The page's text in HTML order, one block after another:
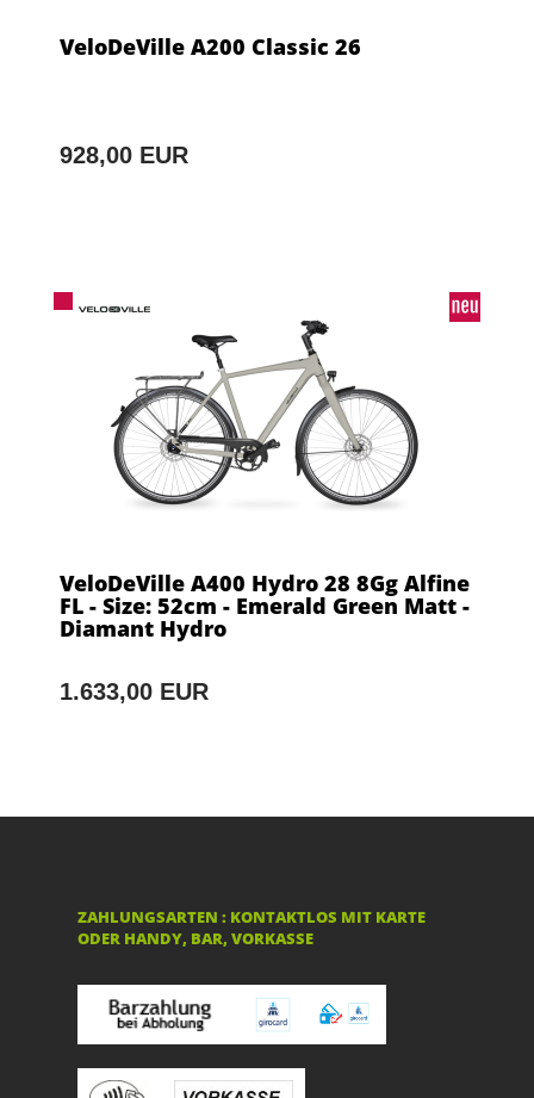
VeloDeVille A200 Classic 26
928,00 EUR
VeloDeVille A400 Hydro 28 8Gg Alfine
FL - Size: 52cm - Emerald Green Matt -
Diamant Hydro
1.633,00 EUR
ZAHLUNGSARTEN : KONTAKTLOS MIT KARTE
ODER HANDY, BAR, VORKASSE